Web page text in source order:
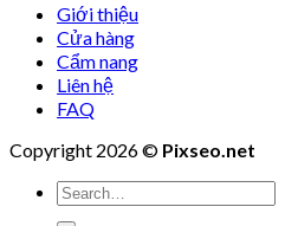
Giới thiệu
Cửa hàng
Cẩm nang
Liên hệ
FAQ
Copyright 2026 © Pixseo.net
Search
for: